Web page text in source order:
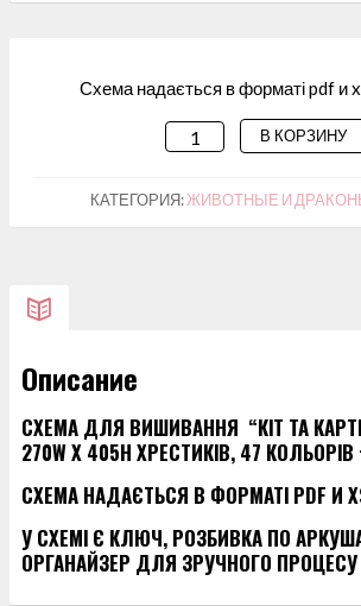
Схема надається в форматі pdf и
КОЛИЧЕСТВО
СХЕМА
ДЛЯ
В КОРЗИНУ
КАТЕГОРИЯ:ЖИВОТНЫЕ И
Описание
СХЕМА ДЛЯ ВИШИВАННЯ “КІТ ТА
270W X 405H ХРЕСТИКІВ, 47
СХЕМА НАДАЄТЬСЯ В ФОРМАТІ PDF И
У СХЕМІ Є КЛЮЧ, РОЗБИВКА ПО
ОРГАНАЙЗЕР ДЛЯ ЗРУЧНОГО